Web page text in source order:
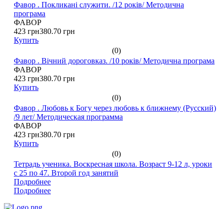
Фавор . Покликані служити. /12 років/ Методична
програма
ФАВОР
423 грн380.70 грн
Купить
(0)
Фавор . Вічний дороговказ. /10 років/ Методична програма
ФАВОР
423 грн380.70 грн
Купить
(0)
Фавор . Любовь к Богу через любовь к ближнему (Русский)
/9 лет/ Методическая программа
ФАВОР
423 грн380.70 грн
Купить
(0)
Тетрадь ученика. Воскресная школа. Возраст 9-12 л, уроки
с 25 по 47. Второй год занятий
Подробнее
Подробнее